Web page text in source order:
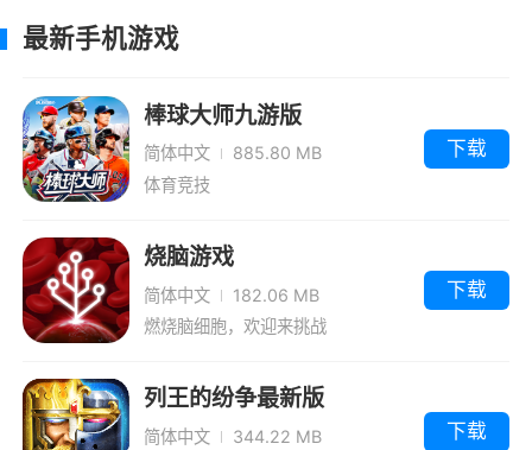
新版
最新手机游戏
棒球大师九游版
简体中文
885.80 MB
体育竞技
下载
烧脑游戏
简体中文
182.06 MB
燃烧脑细胞，欢迎来挑战
下载
列王的纷争最新版
简体中文
344.22 MB
下载